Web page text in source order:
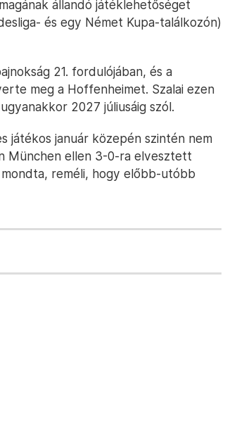
állandó játéklehetőséget
és egy Német Kupa-találkozón)
21. fordulójában, és a
meg a Hoffenheimet. Szalai ezen
2027 júliusáig szól.
játékos január közepén szintén nem
München ellen 3-0-ra elvesztett
reméli, hogy előbb-utóbb